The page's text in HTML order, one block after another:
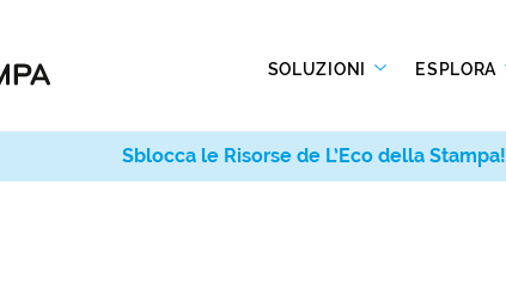
SOLUZIONI ESPLORA
Sblocca le Risorse de L’Eco della Stampa!